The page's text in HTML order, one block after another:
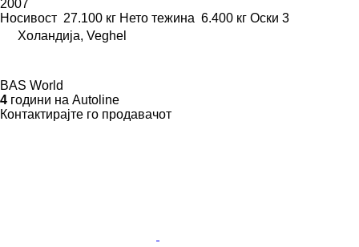
2007
Носивост 27.100 кг Нето тежина 6.400 кг Оски 3
Холандија, Veghel
BAS World
4 години на Autoline
Контактирајте го продавачот